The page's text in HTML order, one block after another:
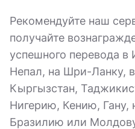
Рекомендуйте наш
получайте
успешного перевода
Непал, на Шри-Ланку,
Кыргызстан,
Нигерию, Кению, Гану,
Бразилию или